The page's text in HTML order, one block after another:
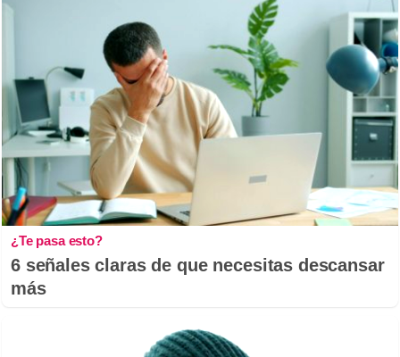
¿Te pasa esto?
6 señales claras de que necesitas descansar
más